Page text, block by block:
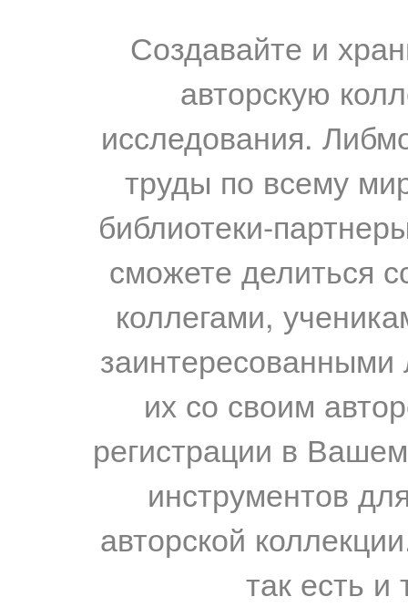
Создавайте и
авторскую
исследования.
труды по всему
библиотеки-
сможете делиться
коллегами,
их со своим
регистрации в
инструментов
авторской
так есть и